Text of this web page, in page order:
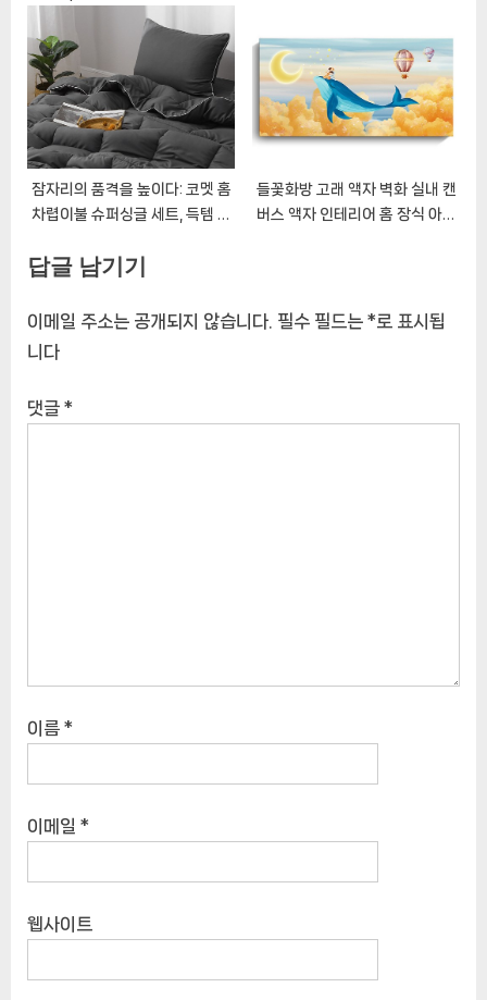
잠자리의 품격을 높이다: 코멧 홈
차렵이불 슈퍼싱글 세트, 득템 찬
들꽃화방 고래 액자 벽화 실내 캔
버스 액자 인테리어 홈 장식 아이
답글 남기기
이메일 주소는 공개되지 않습니다. 필수 필드는 *로 표시됩
니다
댓글 *
이름 *
이메일 *
웹사이트